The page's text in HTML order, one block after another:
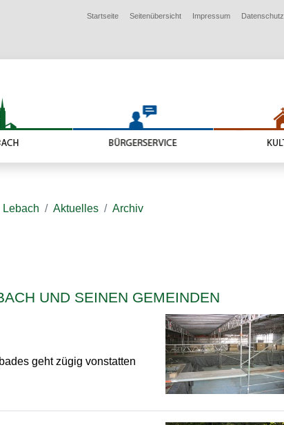
Startseite Seitenübersicht Impressum Datenschutz
Lebach Aktuelles Archiv
UND SEINEN GEMEINDEN
geht zügig vonstatten